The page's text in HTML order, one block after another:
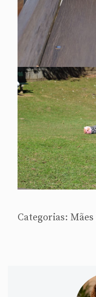
Categorias: Mães